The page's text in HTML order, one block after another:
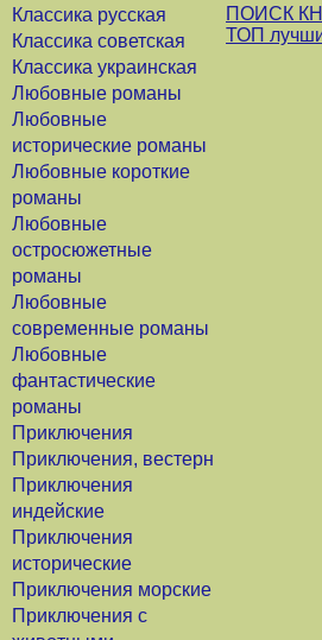
Классика русская
Классика советская
Классика украинская
Любовные романы
Любовные
исторические романы
Любовные короткие
романы
Любовные
остросюжетные
романы
Любовные
современные романы
Любовные
фантастические
романы
Приключения
Приключения, вестерн
Приключения
индейские
Приключения
исторические
Приключения морские
Приключения с
ПОИСК
ТОП